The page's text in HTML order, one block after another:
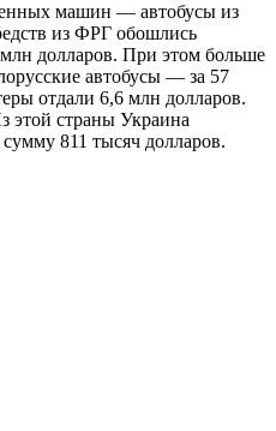
машин — автобусы из
из ФРГ обошлись
долларов. При этом больше
автобусы — за 57
отдали 6,6 млн долларов.
этой страны Украина
811 тысяч долларов.